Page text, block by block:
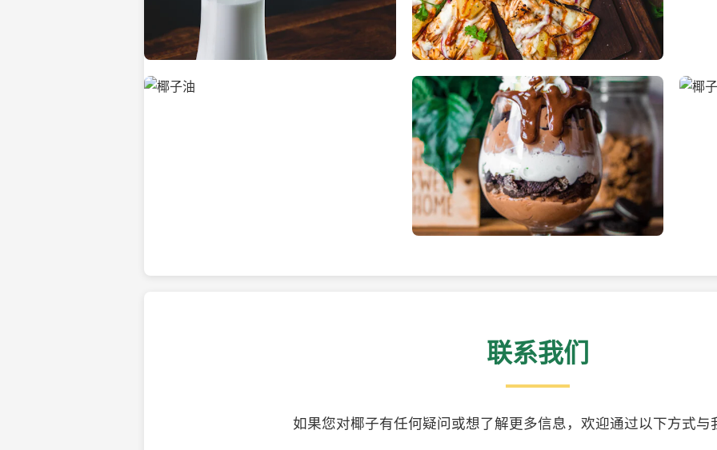
热带海滩上的椰子树 新鲜采摘的椰子 清凉
联系我们
如果您对椰子有任何疑问或想了解更多信息，欢迎通过以下方式与